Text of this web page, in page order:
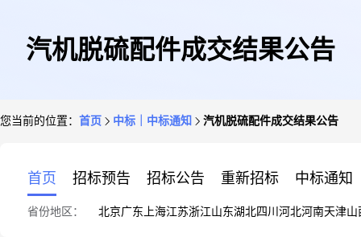
汽机脱硫配件成交结果公告
您当前的位置： 首页 中标｜中标通知 汽机脱硫配件成交结果公告
首页 招标预告 招标公告 重新招标 中标通知
省份地区： 北京广东 上海江苏浙江山东湖北四川 河北河南天津山